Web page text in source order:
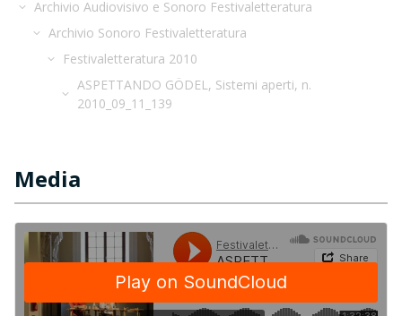
Archivio Audiovisivo e Sonoro Festivaletteratura
Archivio Sonoro Festivaletteratura
Festivaletteratura 2010
ASPETTANDO GÖDEL, Sistemi aperti, n.
2010_09_11_139
Media